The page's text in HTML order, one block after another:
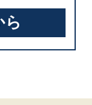
ら